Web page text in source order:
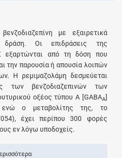
με εξαιρετικά
δράση. Οι επιδράσεις της
εξαρτώνται από τη δόση που
την παρουσία ή απουσία λοιπών
Η ρεμιμαζολάμη δεσμεύεται
των βενζοδιαζεπινών των
οξέος τύπου A [GABAA]
ο μεταβολίτης της, το
έχει περίπου 300 φορές
εν λόγω υποδοχείς.